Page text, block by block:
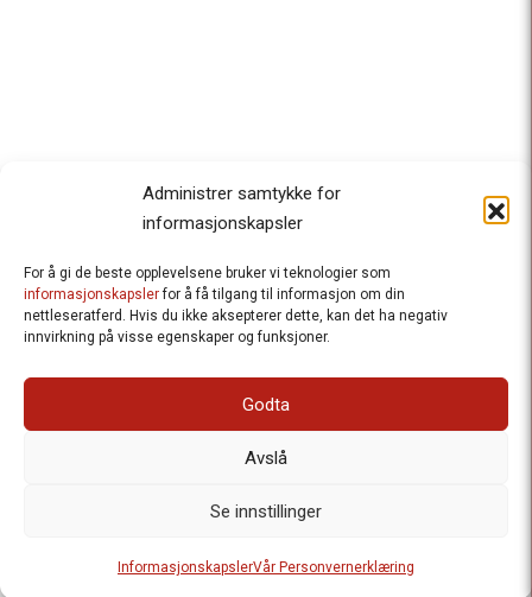
Administrer samtykke for
informasjonskapsler
For å gi de beste opplevelsene bruker vi teknologier som
informasjonskapslerfor å få tilgang til informasjon om din
nettleseratferd. Hvis du ikke aksepterer dette, kan det ha negativ
innvirkning på visse egenskaper og funksjoner.
Godta
Avslå
Se innstillinger
InformasjonskapslerVår Personvernerklæring
Besteforeldrenes klimaaksjon
Ansvarlig redaktør
: Halfdan Wiik |
: Postboks 1231 Vika, 0110 Oslo.
Organisasjonsnummer
Merete Bertheau